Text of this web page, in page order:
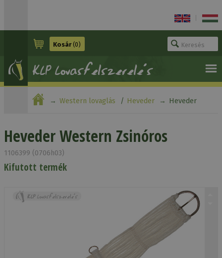
Kosár(0)
Western lovaglás Heveder Heveder
Heveder Western Zsinóros
1106399 (0706h03)
Kifutott termék